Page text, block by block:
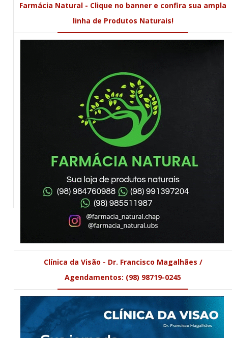
Farmácia Natural - Clique no banner e confira sua ampla
linha de Produtos Naturais!
Clínica da Visão - Dr. Francisco Magalhães /
Agendamentos: (98) 98719-0245